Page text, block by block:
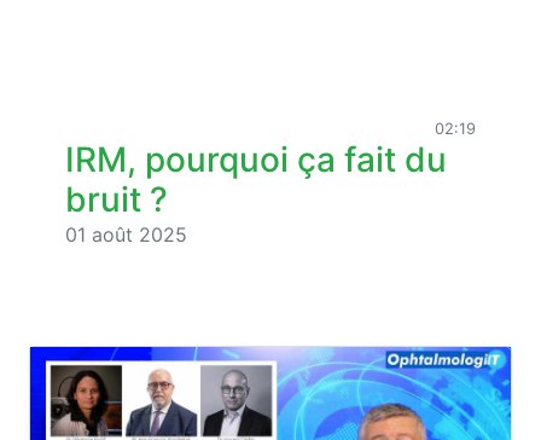
02:19
IRM, pourquoi ça fait du
bruit ?
01 août 2025